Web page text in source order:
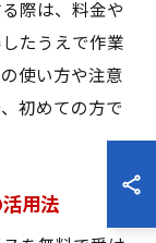
際は、料金や
たうえで作業
使い方や注意
初めての方で
用法